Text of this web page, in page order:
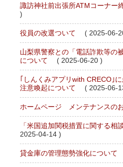
諏訪神社前出張所ATMコーナー
)
役員の改選ついて ( 2025-06-
山梨県警察との「電話詐欺等の
について
( 2025-06-20 )
｢しんくみアプリwith CRECO｣
注意喚起について
( 2025-06-
ホームページ メンテナンスの
「米国追加関税措置に関する相
2025-04-14 )
貸金庫の管理態勢強化について